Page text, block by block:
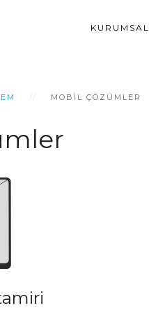
KURUMSAL
MOBIL ÇÖZÜMLER